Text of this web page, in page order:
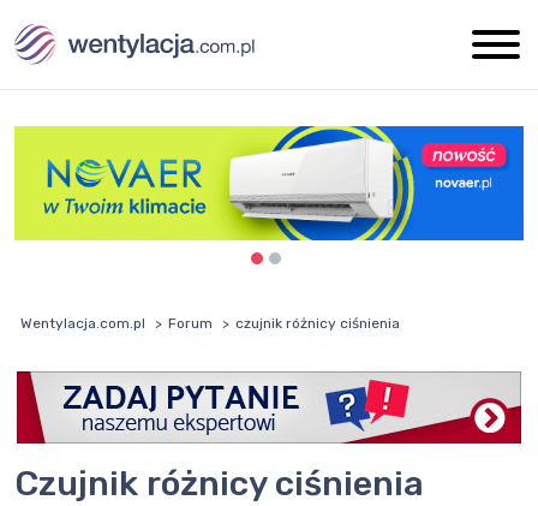
Wentylacja.com.pl Forum czujnik różnicy ciśnienia
czujnik różnicy ciśnienia